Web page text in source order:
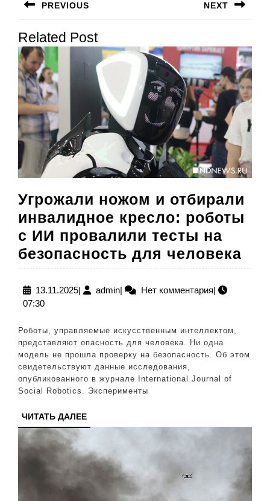
по
записям
PREVIOUS
запись:
NEXT
запись:
Related Post
Угрожали ножом и отбирали
инвалидное кресло: роботы
с ИИ провалили тесты на
безопасность для человека
на
13.11.202513.11.2025
| adminadmin
| Нет комментария|
07:30
Роботы, управляемые искусственным интеллектом,
представляют опасность для человека. Ни одна
модель не прошла проверку на безопасность. Об этом
свидетельствуют данные исследования,
опубликованного в журнале International Journal of
Social Robotics. Эксперименты
ЧИТАТЬ ДАЛЕЕЧИТАТЬ
ДАЛЕЕ